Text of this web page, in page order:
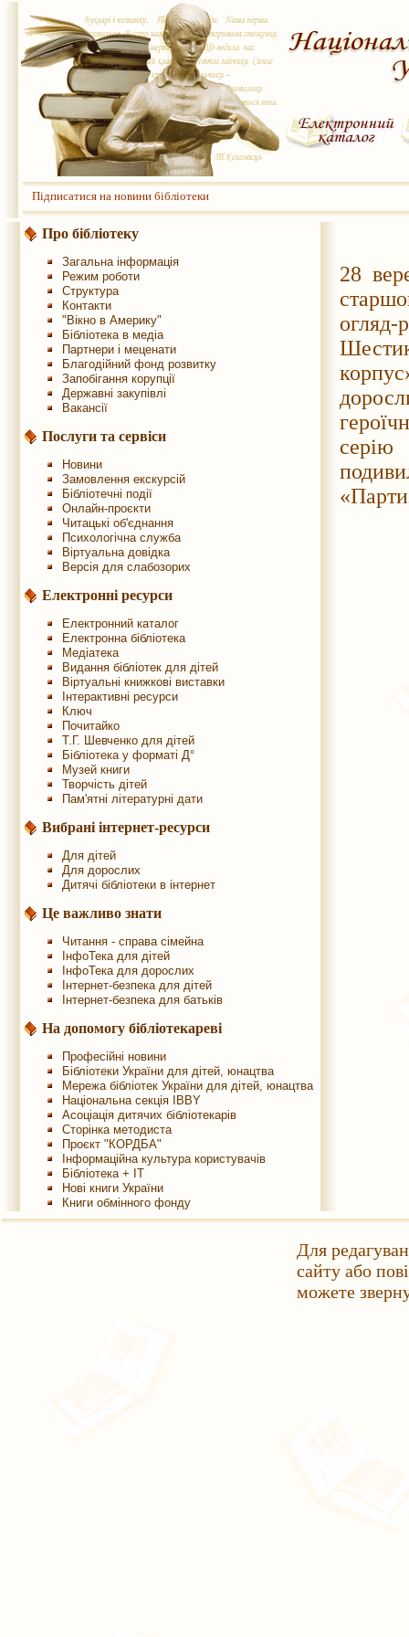
Підписатися на новини бібліотеки
Про бібліотеку
Загальна інформація
Режим роботи
Структура
Контакти
"Вікно в Америку"
Бібліотека в медіа
Партнери і меценати
Благодійний фонд розвитку
Запобігання корупції
Державні закупівлі
Вакансії
Послуги та сервіси
Новини
Замовлення екскурсій
Бібліотечні події
Онлайн-проєкти
Читацькі об'єднання
Психологічна служба
Віртуальна довідка
Версія для слабозорих
Електронні ресурси
Електронний каталог
Електронна бібліотека
Медіатека
Видання бібліотек для дітей
Віртуальні книжкові виставки
Інтерактивні ресурси
Ключ
Почитайко
Т.Г. Шевченко для дітей
Бібліотека у форматі Д°
Музей книги
Творчість дітей
Пам'ятні літературні дати
Вибрані інтернет-ресурси
Для дітей
Для дорослих
Дитячі бібліотеки в інтернет
Це важливо знати
Читання - справа сімейна
ІнфоТека для дітей
ІнфоТека для дорослих
Інтернет-безпека для дітей
Інтернет-безпека для батьків
На допомогу бібліотекареві
Професійні новини
Бібліотеки України для дітей, юнацтва
Мережа бібліотек України для дітей, юнацтва
Національна секція IBBY
Асоціація дитячих бібліотекарів
Сторінка методиста
Проєкт "КОРДБА"
Інформаційна культура користувачів
Бібліотека + IT
Нові книги України
Книги обмінного фонду
28
серію
Для
сайту або
можете